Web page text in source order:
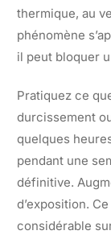
thermique, au
phénomène
il peut bloquer
Pratiquez ce
durcissement
quelques
pendant une
définitive.
d’exposition.
considérable